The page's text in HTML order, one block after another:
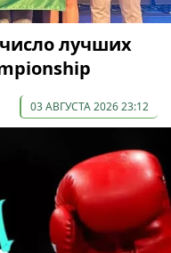
лучших
03 АВГУСТА 2026 23:12